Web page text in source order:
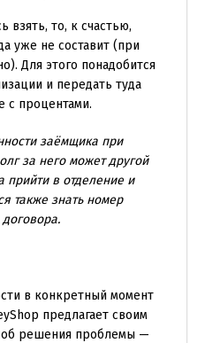
взять, то, к счастью,
уже не составит (при
Для этого понадобится
и передать туда
с процентами.
заёмщика при
за него может другой
прийти в отделение и
также знать номер
в конкретный момент
предлагает своим
решения проблемы —